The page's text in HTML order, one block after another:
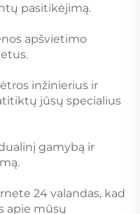
pasitikėjimą.
apšvietimo
inžinierius ir
jūsų specialius
gamybą ir
24 valandas, kad
apie mūsų